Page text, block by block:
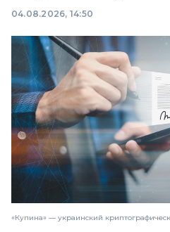
04.08.2026, 14:50
«Купина» — украинский